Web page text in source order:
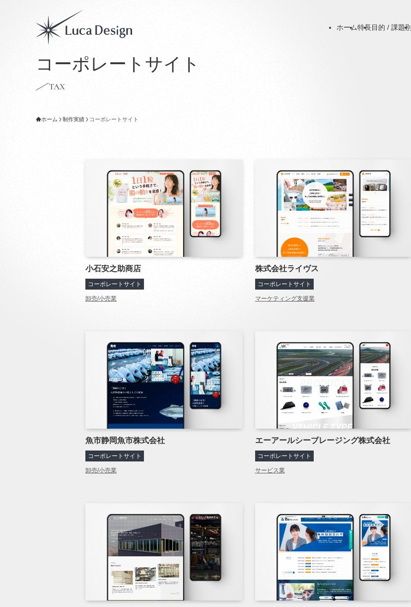
ホーム特長目的 / 課題別
コーポレートサイト
TAX
ホーム 制作実績 コーポレートサイト
小石安之助商店
コーポレートサイト
卸売/小売業
株式会社ライヴス
コーポレートサイト
マーケティング支援業
魚市静岡魚市株式会社
コーポレートサイト
卸売/小売業
エーアールシーブレージング株式会社
コーポレートサイト
サービス業